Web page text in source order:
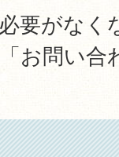
要がな
お問い合